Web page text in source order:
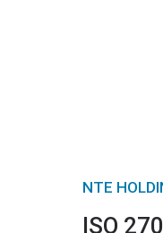
NTE
ISO